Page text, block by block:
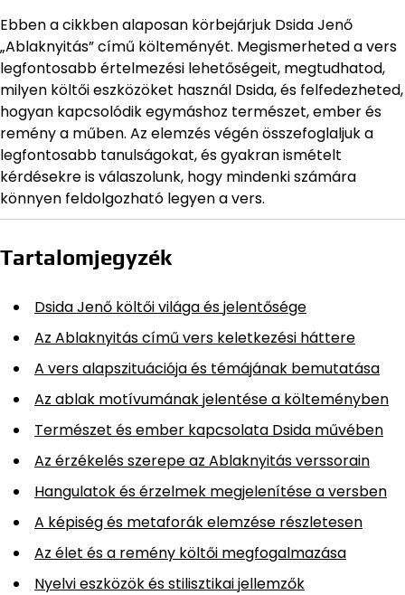
Ebben a cikkben alaposan körbejárjuk Dsida Jenő
„Ablaknyitás” című költeményét. Megismerheted a vers
legfontosabb értelmezési lehetőségeit, megtudhatod,
milyen költői eszközöket használ Dsida, és felfedezheted,
hogyan kapcsolódik egymáshoz természet, ember és
remény a műben. Az elemzés végén összefoglaljuk a
legfontosabb tanulságokat, és gyakran ismételt
kérdésekre is válaszolunk, hogy mindenki számára
könnyen feldolgozható legyen a vers.
Tartalomjegyzék
Dsida Jenő költői világa és jelentősége
Az Ablaknyitás című vers keletkezési háttere
A vers alapszituációja és témájának bemutatása
Az ablak motívumának jelentése a költeményben
Természet és ember kapcsolata Dsida művében
Az érzékelés szerepe az Ablaknyitás verssorain
Hangulatok és érzelmek megjelenítése a versben
A képiség és metaforák elemzése részletesen
Az élet és a remény költői megfogalmazása
Nyelvi eszközök és stilisztikai jellemzők